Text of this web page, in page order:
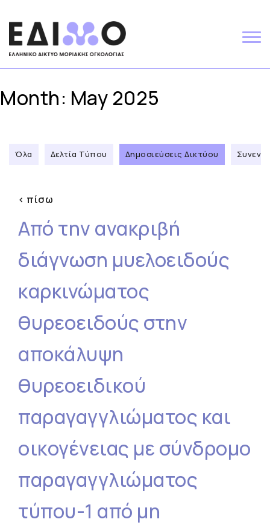
to
content
Month: May 2025
Όλα Δελτία Τύπου Δημοσιεύσεις Δικτύου
< πίσω
Από την ανακριβή
διάγνωση μυελοειδούς
καρκινώματος
θυρεοειδούς στην
αποκάλυψη
θυρεοειδικού
παραγαγγλιώματος και
οικογένειας με σύνδρομο
παραγαγγλιώματος
τύπου-1 από μη